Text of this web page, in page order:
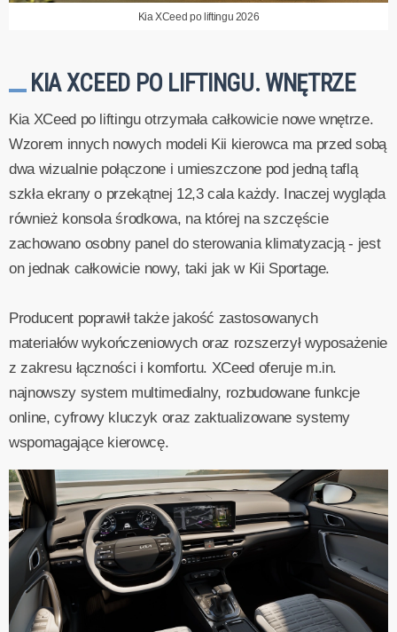
Kia XCeed po liftingu 2026
KIA XCEED PO LIFTINGU. WNĘTRZE
Kia XCeed po liftingu otrzymała całkowicie nowe wnętrze.
Wzorem innych nowych modeli Kii kierowca ma przed sobą
dwa wizualnie połączone i umieszczone pod jedną taflą
szkła ekrany o przekątnej 12,3 cala każdy. Inaczej wygląda
również konsola środkowa, na której na szczęście
zachowano osobny panel do sterowania klimatyzacją - jest
on jednak całkowicie nowy, taki jak w Kii Sportage.
Producent poprawił także jakość zastosowanych
materiałów wykończeniowych oraz rozszerzył wyposażenie
z zakresu łączności i komfortu. XCeed oferuje m.in.
najnowszy system multimedialny, rozbudowane funkcje
online, cyfrowy kluczyk oraz zaktualizowane systemy
wspomagające kierowcę.